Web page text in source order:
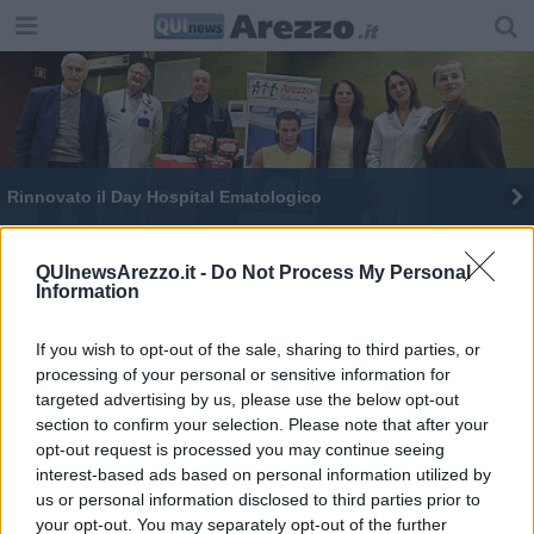
QUInewsArezzo.it - Do Not Process My Personal
Information
If you wish to opt-out of the sale, sharing to third parties, or
processing of your personal or sensitive information for
targeted advertising by us, please use the below opt-out
section to confirm your selection. Please note that after your
opt-out request is processed you may continue seeing
interest-based ads based on personal information utilized by
us or personal information disclosed to third parties prior to
your opt-out. You may separately opt-out of the further
Rinnovato il Day Hospital Ematologico
Arezzo al centro di una tesi in Pneumologia
Filippo Annino nuovo primario della UOC Urologia
Calcit dona all'ospedale un sequenziatore di dna
La Cardiologia aretina ai vertici mondiali
Elena e Serena, da colleghe alla lotta al cancro